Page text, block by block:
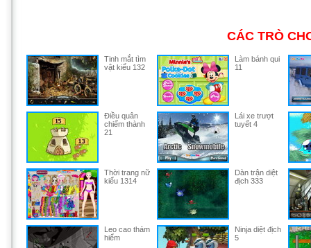
CÁC TRÒ
Tinh mắt tìm
vật kiểu 132
Làm bánh qui
11
Điều quân
chiếm thành
21
Lái xe trượt
tuyết 4
Thời trang nữ
kiểu 1314
Dàn trận diệt
địch 333
Leo cao thám
hiểm
Ninja diệt địch
5